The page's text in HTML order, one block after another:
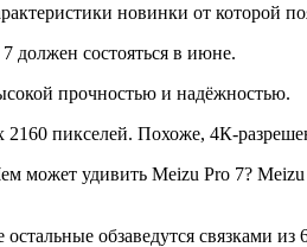
новинки от которой
должен состояться в июне.
прочностью и надёжностью.
пикселей. Похоже, 4К-
Meizu
обзаведутся связками